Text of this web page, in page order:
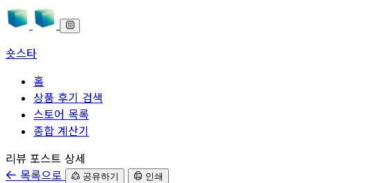
숏스타
홈
상품 후기 검색
스토어 목록
종합 계산기
본문으로 바로가기
리뷰 포스트 상세
목록으로
공유하기 인쇄